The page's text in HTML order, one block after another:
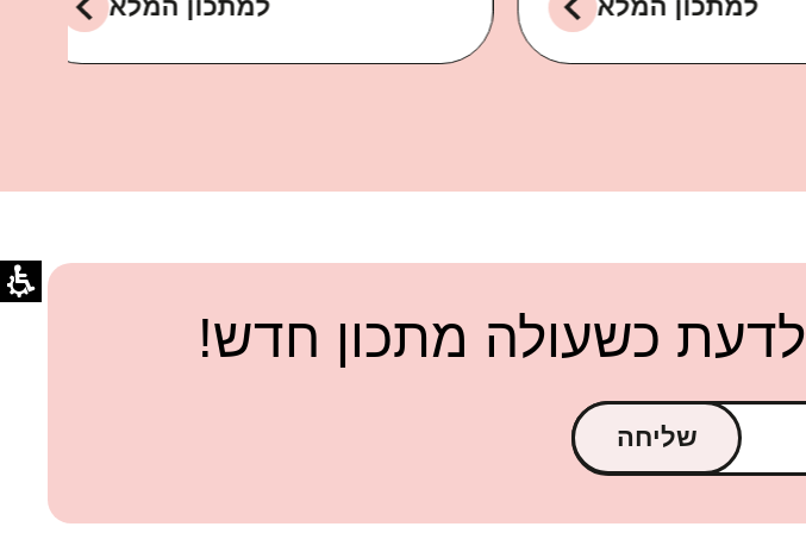
למתכון המלא למתכון המלא
לדעת כשעולה מתכון חדש!
שליחה